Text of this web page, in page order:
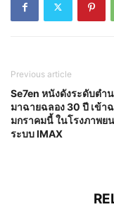
Previous article
Se7en หนังดังระดับตำ
มาฉายฉลอง 30 ปี เข้า
มกราคมนี้ ในโรงภาพย
ระบบ IMAX